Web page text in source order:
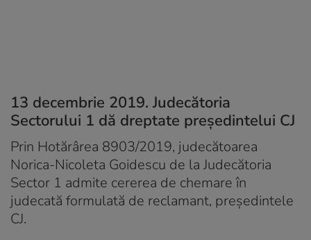
13 decembrie 2019. Judecătoria
Sectorului 1 dă dreptate președintelui CJ
Prin Hotărârea 8903/2019, judecătoarea
Norica-Nicoleta Goidescu de la Judecătoria
Sector 1 admite cererea de chemare în
judecată formulată de reclamant, președintele
CJ.